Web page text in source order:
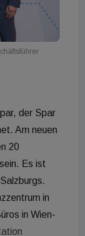
der Spar
Am neuen
20
Es ist
in
in Wien-